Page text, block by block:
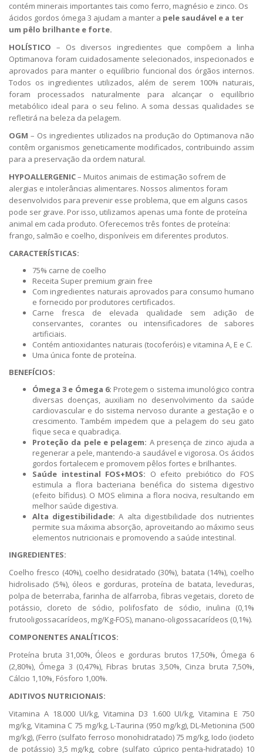
contém minerais importantes tais como ferro, magnésio e zinco. Os
ácidos gordos ómega 3 ajudam a manter a pele saudável e a ter
um pêlo brilhante e forte.
HOLÍSTICO – Os diversos ingredientes que compõem a linha
Optimanova foram cuidadosamente selecionados, inspecionados e
aprovados para manter o equilíbrio funcional dos órgãos internos.
Todos os ingredientes utilizados, além de serem 100% naturais,
foram processados ​​naturalmente para alcançar o equilíbrio
metabólico ideal para o seu felino. A soma dessas qualidades se
refletirá na beleza da pelagem.
OGM – Os ingredientes utilizados na produção do Optimanova não
contêm organismos geneticamente modificados, contribuindo assim
para a preservação da ordem natural.
HYPOALLERGENIC– Muitos animais de estimação sofrem de
alergias e intolerâncias alimentares. Nossos alimentos foram
desenvolvidos para prevenir esse problema, que em alguns casos
pode ser grave. Por isso, utilizamos apenas uma fonte de proteína
animal em cada produto. Oferecemos três fontes de proteína:
frango, salmão e coelho, disponíveis em diferentes produtos.
CARACTERÍSTICAS:
75% carne de coelho
Receita Super premium grain free
Com ingredientes naturais aprovados para consumo humano
e fornecido por produtores certificados.
Carne fresca de elevada qualidade sem adição de
conservantes, corantes ou intensificadores de sabores
artificiais.
Contém antioxidantes naturais (tocoferóis) e vitamina A, E e C.
Uma única fonte de proteína.
BENEFÍCIOS:
Ómega 3 e Ómega 6: Protegem o sistema imunológico contra
diversas doenças, auxiliam no desenvolvimento da saúde
cardiovascular e do sistema nervoso durante a gestação e o
crescimento. Também impedem que a pelagem do seu gato
fique seca e quabradiça.
Proteção da pele e pelagem: A presença de zinco ajuda a
regenerar a pele, mantendo-a saudável e vigorosa. Os ácidos
gordos fortalecem e promovem pêlos fortes e brilhantes.
Saúde intestinal FOS+MOS: O efeito prebiótico do FOS
estimula a flora bacteriana benéfica do sistema digestivo
(efeito bífidus). O MOS elimina a flora nociva, resultando em
melhor saúde digestiva.
Alta digestibilidade: A alta digestibilidade dos nutrientes
permite sua máxima absorção, aproveitando ao máximo seus
elementos nutricionais e promovendo a saúde intestinal.
INGREDIENTES:
Coelho fresco (40%), coelho desidratado (30%), batata (14%), coelho
hidrolisado (5%), óleos e gorduras, proteína de batata, leveduras,
polpa de beterraba, farinha de alfarroba, fibras vegetais, cloreto de
potássio, cloreto de sódio, polifosfato de sódio, inulina (0,1%
frutooligossacarídeos, mg/Kg-FOS), manano-oligossacarídeos (0,1%).
COMPONENTES ANALÍTICOS:
Proteína bruta 31,00%, Óleos e gorduras brutos 17,50%, Ómega 6
(2,80%), Ómega 3 (0,47%), Fibras brutas 3,50%, Cinza bruta 7,50%,
Cálcio 1,10%, Fósforo 1,00%.
ADITIVOS NUTRICIONAIS:
Vitamina A 18.000 UI/kg, Vitamina D3 1.600 UI/kg, Vitamina E 750
mg/kg, Vitamina C 75 mg/kg, L-Taurina (950 mg/kg), DL-Metionina (500
mg/kg), (Ferro (sulfato ferroso monohidratado) 75 mg/kg, Iodo (iodeto
de potássio) 3,5 mg/kg, cobre (sulfato cúprico penta-hidratado) 10